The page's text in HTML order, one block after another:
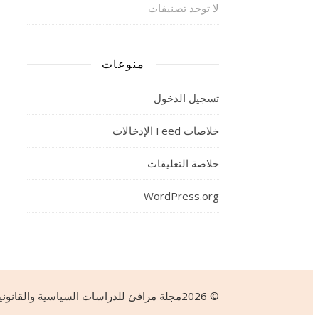
لا توجد تصنيفات
منوعات
تسجيل الدخول
خلاصات Feed الإدخالات
خلاصة التعليقات
WordPress.org
© 2026مجلة مرافئ للدراسات السياسية والقانونية